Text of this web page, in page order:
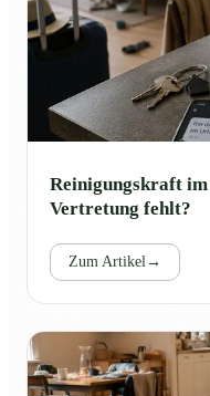
Reinigungskraft im
Vertretung fehlt?
Zum Artikel →